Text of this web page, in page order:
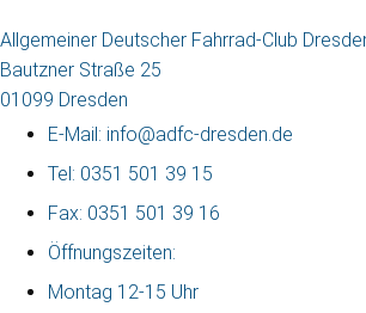
Allgemeiner Deutscher Fahrrad-Club
Bautzner Straße 25
01099 Dresden
E-Mail: info@adfc-dresden.de
Tel: 0351 501 39 15
Fax: 0351 501 39 16
Öffnungszeiten:
Montag 12-15 Uhr